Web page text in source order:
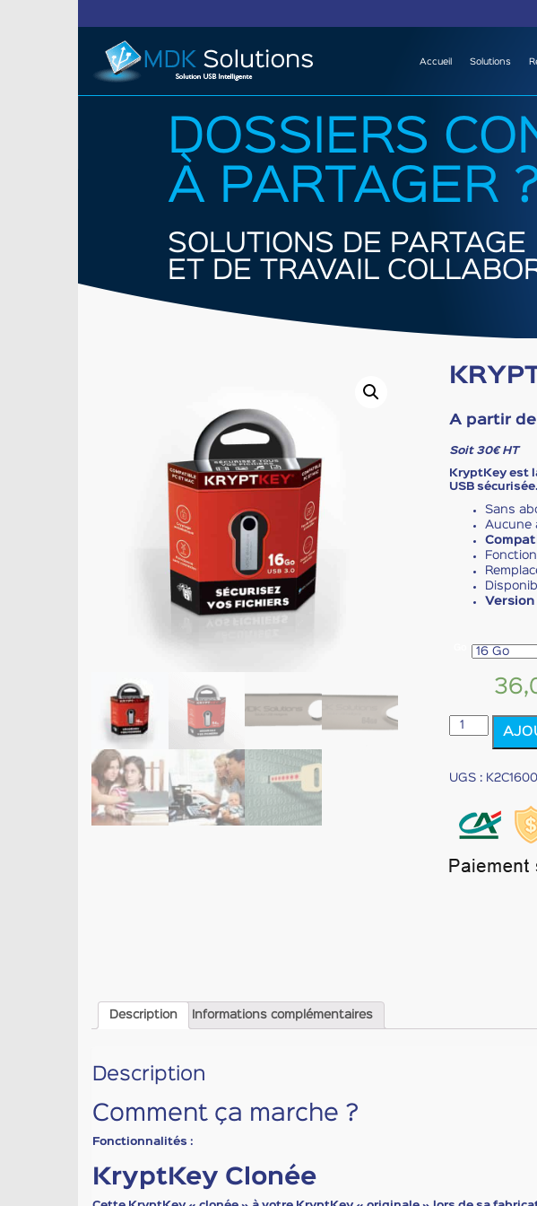
Accueil Solutions
DOSSIERS
À PARTAGER
SOLUTIONS DE PARTAGE
ET DE TRAVAIL
A partir de
Soit 30€ HT
KryptKey est
USB
Sans
Aucune
Version
quantité
de
KRYPTKEY
UGS :
Description Informations complémentaires
Description
Comment ça marche ?
Fonctionnalités :
KryptKey Clonée